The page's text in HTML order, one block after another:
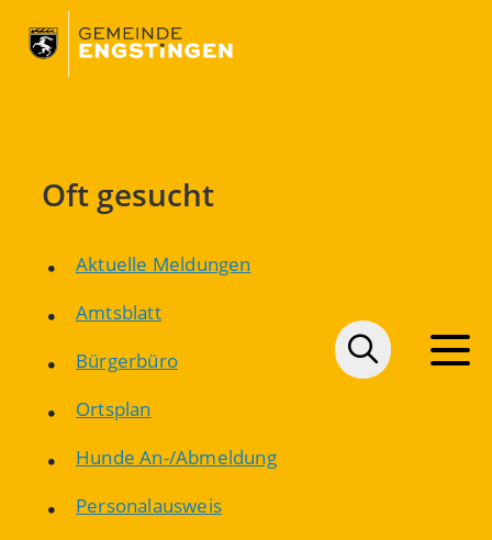
Oft gesucht
Aktuelle Meldungen
Amtsblatt
Bürgerbüro
Ortsplan
Hunde An-/Abmeldung
Personalausweis